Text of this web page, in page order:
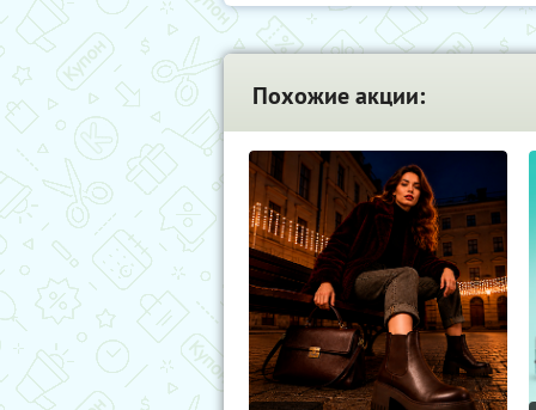
Похожие акции: